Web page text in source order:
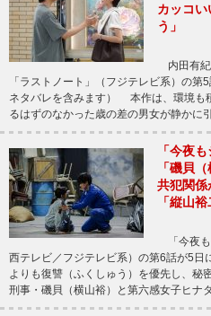
カッコい
う」
内田有紀
「ラストノート」（フジテレビ系）の第
ネタバレを含みます） 本作は、環境も
るはずのなかった歳の差の男女が静かに
「今夜
「磯貝
共犯関係
「縦山
「今夜も
西テレビ／フジテレビ系）の第6話が5
よりも復讐（ふくしゅう）を優先し、秘
刑事・磯貝（横山裕）と第六感女子ヒナ